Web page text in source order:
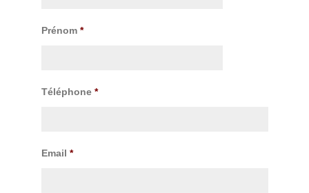
Prénom *
Téléphone *
Email *